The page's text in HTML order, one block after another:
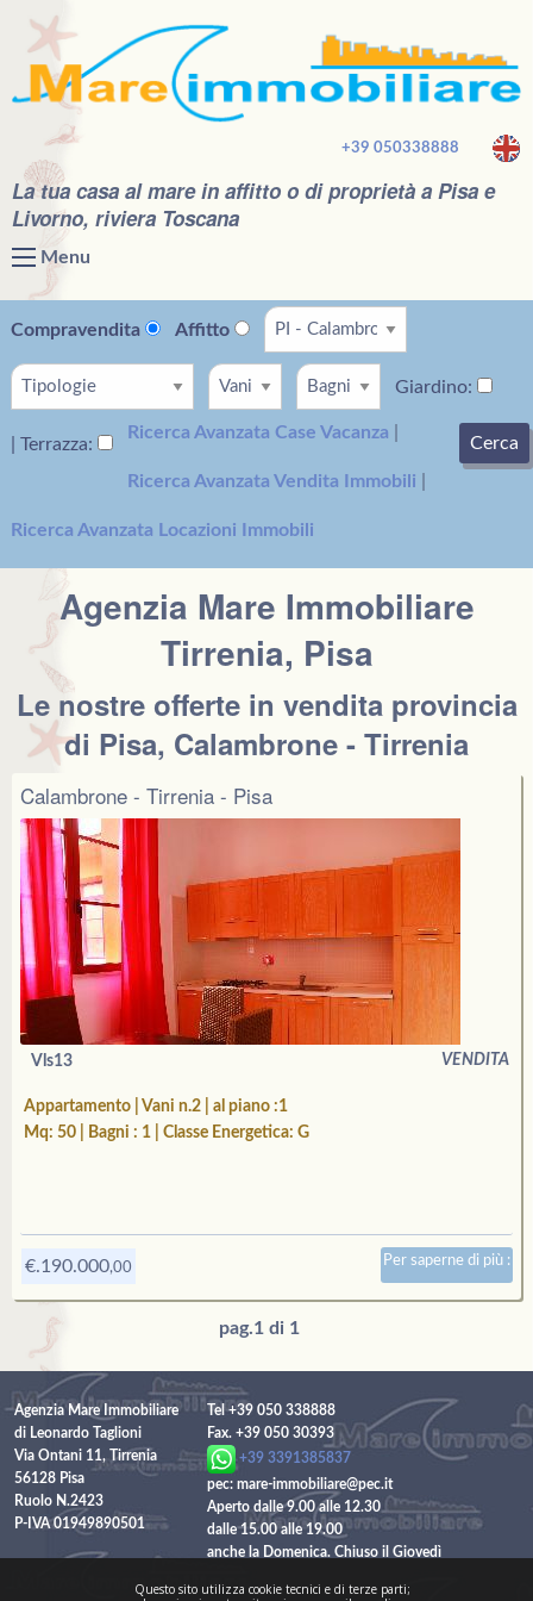
Questo sito utilizza cookie tecnici e di terze parti;
+39 050338888
La tua casa al mare in affitto o di proprietà a Pisa e
Livorno, riviera Toscana
Menu
Compravendita Affitto
Giardino:
| Terrazza: Cerca
Ricerca Avanzata Case Vacanza
Ricerca Avanzata Vendita Immobili
Ricerca Avanzata Locazioni Immobili
Agenzia Mare Immobiliare
Tirrenia, Pisa
Le nostre offerte in vendita provincia
di Pisa, Calambrone - Tirrenia
Calambrone - Tirrenia - Pisa
Vls13 VENDITA
Appartamento | Vani n.2 | al piano :1
Mq: 50 | Bagni : 1 | Classe Energetica: G
€.190.000,00 Per saperne di più :
pag.1 di 1
Agenzia Mare Immobiliare
di Leonardo Taglioni
Via Ontani 11, Tirrenia
56128 Pisa
Ruolo N.2423
P-IVA 01949890501
Tel +39 050 338888
Fax. +39 050 30393
+39 3391385837
pec: mare-immobiliare@pec.it
Aperto dalle 9.00 alle 12.30
dalle 15.00 alle 19.00
anche la Domenica. Chiuso il Giovedì